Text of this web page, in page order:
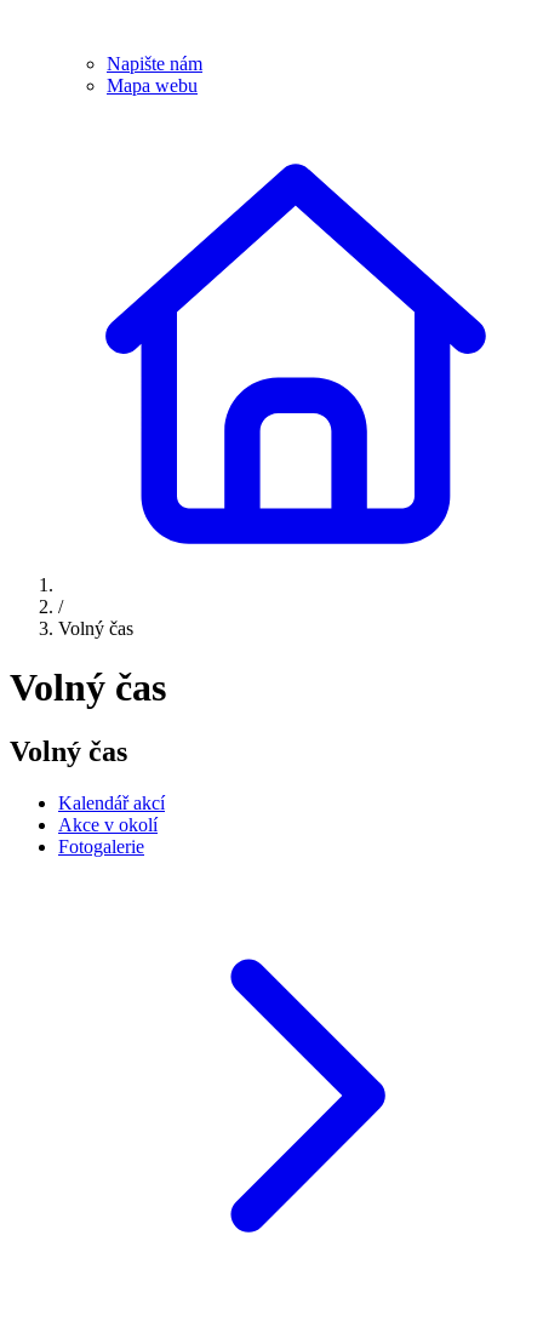
Napište nám
Mapa webu
/
Volný čas
Volný čas
Volný čas
Kalendář akcí
Akce v okolí
Fotogalerie